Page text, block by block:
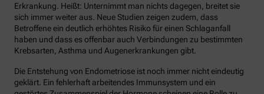
Erkrankung. Heißt: Unternimmt man nichts dagegen, breitet sie
sich immer weiter aus. Neue Studien zeigen zudem, dass
Betroffene ein deutlich erhöhtes Risiko für einen Schlaganfall
haben und dass es offenbar auch Verbindungen zu bestimmten
Krebsarten, Asthma und Augenerkrankungen gibt.
Die Entstehung von Endometriose ist noch immer nicht eindeutig
geklärt. Ein fehlerhaft arbeitendes Immunsystem und ein